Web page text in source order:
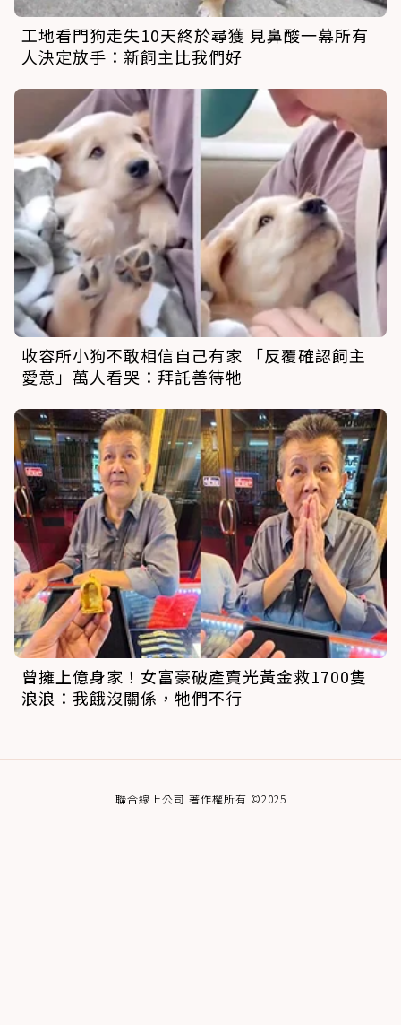
工地看門狗走失10天終於尋獲 見鼻酸一幕所有
人決定放手：新飼主比我們好
收容所小狗不敢相信自己有家 「反覆確認飼主
愛意」萬人看哭：拜託善待牠
曾擁上億身家！女富豪破產賣光黃金救1700隻
浪浪：我餓沒關係，牠們不行
聯合線上公司 著作權所有 ©2025